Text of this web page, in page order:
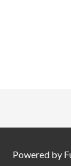
Powered by